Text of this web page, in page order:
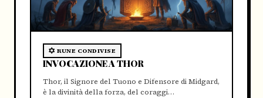
RUNE CONDIVISE
INVOCAZIONE A THOR
Thor, il Signore del Tuono e Difensore di Midgard,
è la divinità della forza, del coraggi…